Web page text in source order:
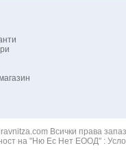
Всички права
на "Ню Ес Нет ЕООД" :